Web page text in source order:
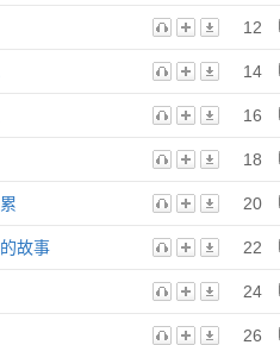
12
14
16
18
20
故事 22
24
26